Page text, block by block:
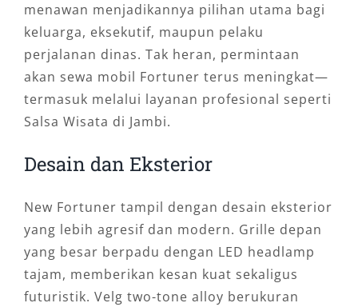
menawan menjadikannya pilihan utama bagi
keluarga, eksekutif, maupun pelaku
perjalanan dinas. Tak heran, permintaan
akan sewa mobil Fortuner terus meningkat—
termasuk melalui layanan profesional seperti
Salsa Wisata di Jambi.
Desain dan Eksterior
New Fortuner tampil dengan desain eksterior
yang lebih agresif dan modern. Grille depan
yang besar berpadu dengan LED headlamp
tajam, memberikan kesan kuat sekaligus
futuristik. Velg two-tone alloy berukuran